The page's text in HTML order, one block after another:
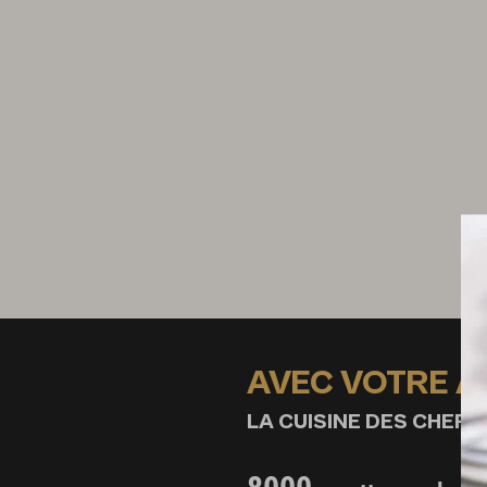
Préparation du Jus de coques et
500 g de coques
50 g de beurre
AVEC VOTRE
LA CUISINE DES